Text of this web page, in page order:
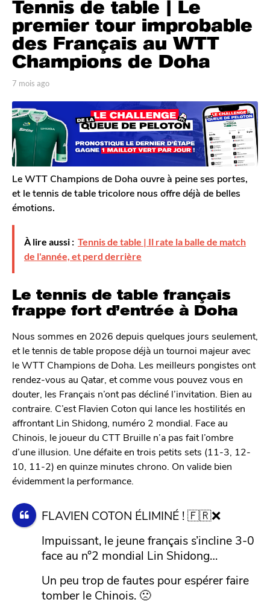
m
i
s
a
7
m
o
i
s
a
g
o
Tennis de table | Le
premier tour improbable
des Français au WTT
Champions de Doha
p
r
T
o
m
G
a
l
r
o
n
7 mois ago
i
s
g
o
Le WTT Champions de Doha ouvre à peine ses portes,
et le tennis de table tricolore nous offre déjà de belles
émotions.
À lire aussi : Tennis de table | Il rate la balle de match
de l'année, et perd derrière
Le tennis de table français
frappe fort d’entrée à Doha
Nous sommes en 2026 depuis quelques jours seulement,
et le tennis de table propose déjà un tournoi majeur avec
le WTT Champions de Doha. Les meilleurs pongistes ont
rendez-vous au Qatar, et comme vous pouvez vous en
douter, les Français n’ont pas décliné l’invitation. Bien au
contraire. C’est Flavien Coton qui lance les hostilités en
affrontant Lin Shidong, numéro 2 mondial. Face au
Chinois, le joueur du CTT Bruille n’a pas fait l’ombre
d’une illusion. Une défaite en trois petits sets (11-3, 12-
10, 11-2) en quinze minutes chrono. On valide bien
évidemment la performance.
FLAVIEN COTON ÉLIMINÉ ! 🇫🇷❌
Impuissant, le jeune français s’incline 3-0
face au n°2 mondial Lin Shidong…
Un peu trop de fautes pour espérer faire
tomber le Chinois. 🙁